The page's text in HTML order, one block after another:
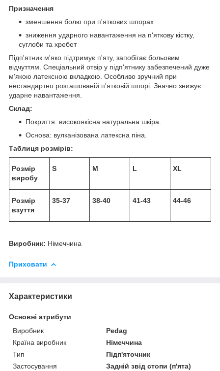
Призначення
зменшення болю при п'яткових шпорах
зниження ударного навантаження на п'яткову кістку,
суглоби та хребет
Підп'ятник м'яко підтримує п'яту, запобігає больовим
відчуттям. Спеціальний отвір у підп'ятнику забезпечений дуже
м'якою латексною вкладкою. Особливо зручний при
нестандартно розташованій п'ятковій шпорі. Значно знижує
ударне навантаження.
Склад:
Покриття: високоякісна натуральна шкіра.
Основа: вулканізована латексна піна.
Таблиця розмірів:
Розмір
виробу
S M L XL
Розмір
взуття
35-37 38-40 41-43 44-46
Виробник: Німеччина
Приховати
Характеристики
Основні атрибути
Виробник
Pedag
Країна виробник
Німеччина
Тип
Підп'яточник
Застосування
Задній звід стопи (п'ята)